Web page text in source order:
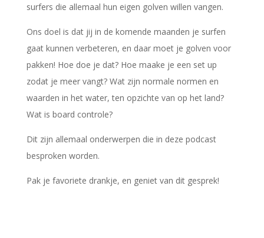
surfers die allemaal hun eigen golven willen vangen.
Ons doel is dat jij in de komende maanden je surfen
gaat kunnen verbeteren, en daar moet je golven voor
pakken! Hoe doe je dat? Hoe maake je een set up
zodat je meer vangt? Wat zijn normale normen en
waarden in het water, ten opzichte van op het land?
Wat is board controle?
Dit zijn allemaal onderwerpen die in deze podcast
besproken worden.
Pak je favoriete drankje, en geniet van dit gesprek!